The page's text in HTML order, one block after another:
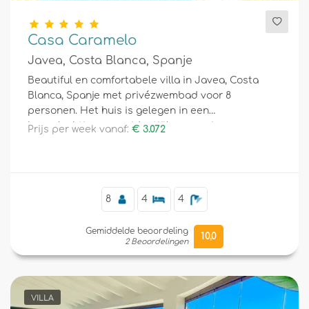
Casa Caramelo
Javea, Costa Blanca, Spanje
Beautiful en comfortabele villa in Javea, Costa
Blanca, Spanje met privézwembad voor 8
personen. Het huis is gelegen in een
heuvelachtige en residentiële omgeving.
Prijs per week vanaf: € 3.072
8 4 4
Gemiddelde beoordeling
2 Beoordelingen
10,0
VILLA